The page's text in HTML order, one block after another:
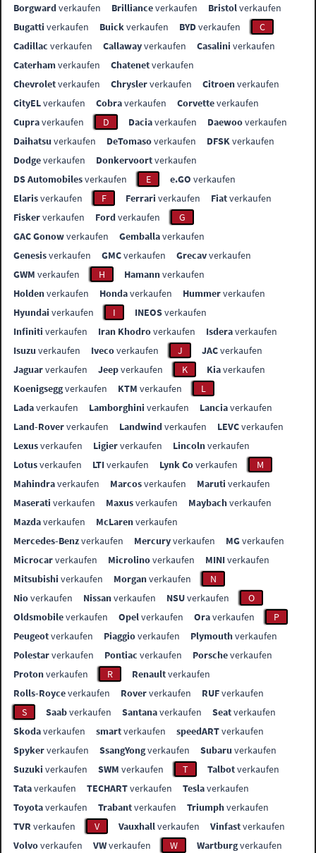
Borgwardverkaufen Brillianceverkaufen Bristolverkaufen
Bugatti verkaufen Buickverkaufen BYDverkaufen
C
Cadillac verkaufen Callawayverkaufen Casalini verkaufen
Caterhamverkaufen Chatenetverkaufen
Chevroletverkaufen Chryslerverkaufen Citroenverkaufen
CityELverkaufen Cobraverkaufen Corvetteverkaufen
Cupraverkaufen D Daciaverkaufen Daewooverkaufen
Daihatsu verkaufen DeTomasoverkaufen DFSKverkaufen
Dodgeverkaufen Donkervoortverkaufen
DS Automobilesverkaufen E e.GO verkaufen
Elarisverkaufen F Ferrari verkaufen Fiatverkaufen
Fiskerverkaufen Fordverkaufen
G
GAC Gonowverkaufen Gemballaverkaufen
Genesisverkaufen GMCverkaufen Grecavverkaufen
GWM verkaufen H Hamannverkaufen
Holdenverkaufen Hondaverkaufen Hummerverkaufen
Hyundai verkaufen I INEOSverkaufen
Infiniti verkaufen Iran Khodroverkaufen Isderaverkaufen
Isuzu verkaufen Ivecoverkaufen J JACverkaufen
Jaguarverkaufen Jeepverkaufen K Kiaverkaufen
Koenigseggverkaufen KTM verkaufen
L
Ladaverkaufen Lamborghini verkaufen Lanciaverkaufen
Land-Roververkaufen Landwindverkaufen LEVCverkaufen
Lexusverkaufen Ligierverkaufen Lincolnverkaufen
Lotusverkaufen LTIverkaufen Lynk Coverkaufen
M
Mahindraverkaufen Marcosverkaufen Maruti verkaufen
Maserati verkaufen Maxusverkaufen Maybachverkaufen
Mazdaverkaufen McLarenverkaufen
Mercedes-Benzverkaufen Mercuryverkaufen MGverkaufen
Microcarverkaufen Microlinoverkaufen MINIverkaufen
Mitsubishi verkaufen Morganverkaufen
N
Nioverkaufen Nissanverkaufen NSUverkaufen
O
Oldsmobileverkaufen Opelverkaufen Oraverkaufen
P
Peugeotverkaufen Piaggioverkaufen Plymouthverkaufen
Polestarverkaufen Pontiac verkaufen Porscheverkaufen
Protonverkaufen R Renaultverkaufen
Rolls-Royceverkaufen Roververkaufen RUFverkaufen
S
Saabverkaufen Santanaverkaufen Seatverkaufen
Skodaverkaufen smartverkaufen speedARTverkaufen
Spykerverkaufen SsangYongverkaufen Subaru verkaufen
Suzuki verkaufen SWM verkaufen T Talbotverkaufen
Tataverkaufen TECHARTverkaufen Teslaverkaufen
Toyotaverkaufen Trabantverkaufen Triumphverkaufen
TVR verkaufen V Vauxhallverkaufen Vinfastverkaufen
Volvoverkaufen VWverkaufen W Wartburgverkaufen